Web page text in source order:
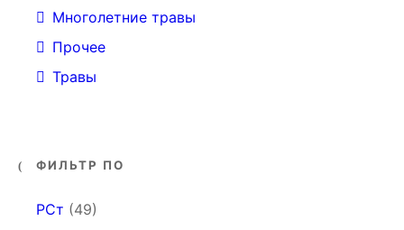
Многолетние травы
Прочее
Травы
ФИЛЬТР ПО
РСт (49)